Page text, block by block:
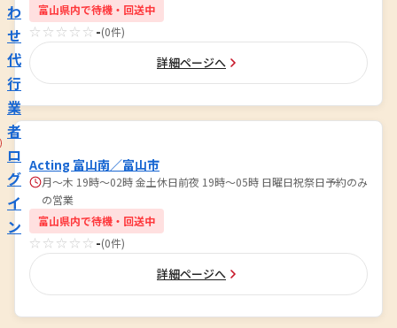
わ
せ
代
行
業
者
ロ
グ
イ
ン
富山県内で待機・回送中
☆☆☆☆☆ -(0件)
詳細ページへ
Acting 富山南／富山市
月～木 19時～02時 金土休日前夜 19時～05時 日曜日祝祭日予約のみ
の営業
富山県内で待機・回送中
☆☆☆☆☆ -(0件)
詳細ページへ